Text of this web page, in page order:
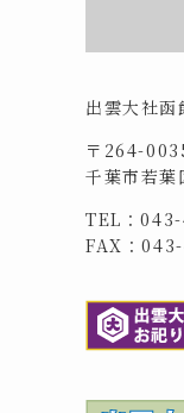
出雲大社
〒264-
千葉市若葉
TEL：
FAX：